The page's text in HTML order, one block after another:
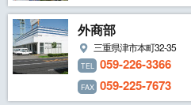
外商部
三重県津市本町32-35
TEL 059-226-3366
FAX 059-225-7673